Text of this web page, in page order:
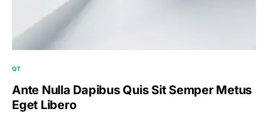
QT
Ante Nulla Dapibus Quis Sit Semper Metus
Eget Libero